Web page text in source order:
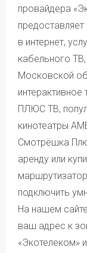
Для
блокирования
необходимо
и внести на
Абонентской
услуги на
Подробные
в
о
Действующая
При
не менее 1000
подключении по
условиях.
провайдера
в интернет,
кабельного
Московской
ПЛЮС ТВ,
кинотеатры
Смотрёшка
аренду или
подключить
На нашем
ваш адрес к
«Экотелеком»